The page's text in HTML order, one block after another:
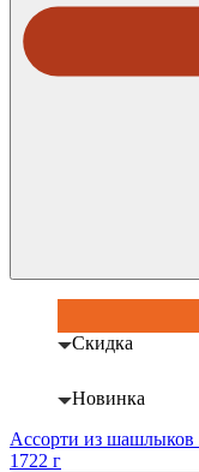
Скидка
Новинка
Ассорти из шашлыков
1722 г